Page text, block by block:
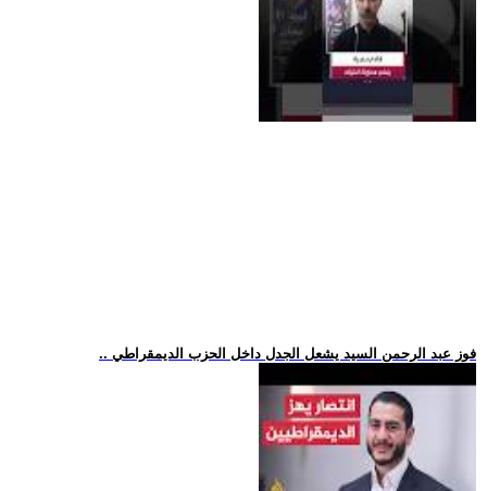
.. فوز عبد الرحمن السيد يشعل الجدل داخل الحزب الديمقراطي